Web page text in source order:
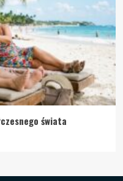
świata